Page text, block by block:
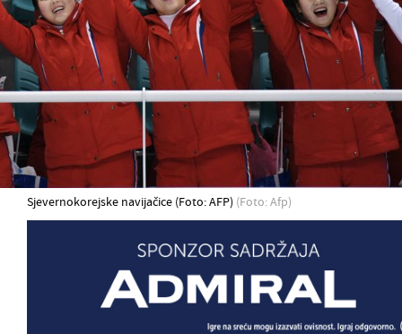
Sjevernokorejske navijačice (Foto: AFP) (Foto: Afp)